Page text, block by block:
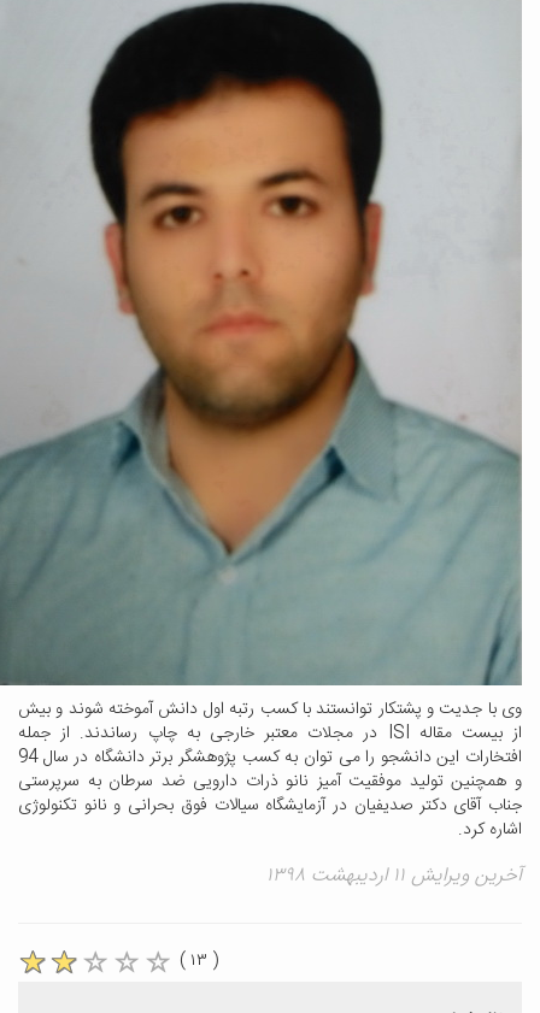
جدیت و پشتکار توانستند با کسب رتبه اول دانش آموخته شوند و بیش
از بیست مقاله ISI در مجلات معتبر خارجی به چاپ رساندند. از جمله
افتخارات این دانشجو را می توان به کسب پژوهشگر برتر دانشگاه در سال 94
تولید موفقیت آمیز نانو ذرات دارویی ضد سرطان به سرپرستی
دکتر صدیفیان در آزمایشگاه سیالات فوق بحرانی و نانو تکنولوژی
کرد.
۱۱ اردیبهشت ۱۳۹۸